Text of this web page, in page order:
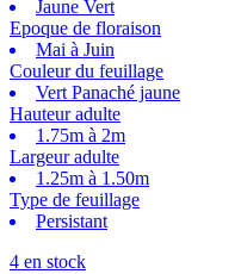
Jaune Vert
Epoque de floraison
Mai à Juin
Couleur du feuillage
Vert Panaché jaune
Hauteur adulte
1.75m à 2m
Largeur adulte
1.25m à 1.50m
Type de feuillage
Persistant
4 en stock